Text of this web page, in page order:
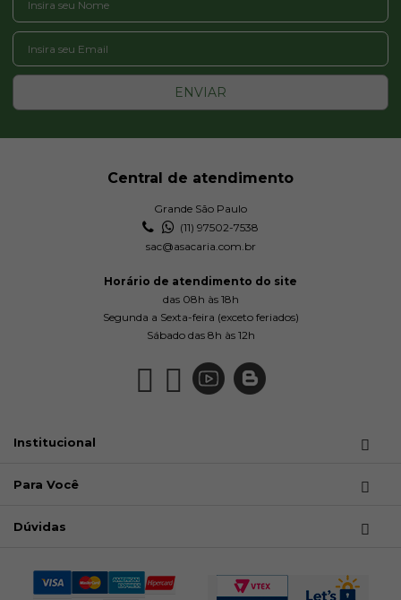
ENVIAR
Central de atendimento
Grande São Paulo
(11) 97502-7538
sac@asacaria.com.br
Horário de atendimento do site
das 08h às 18h
Segunda a Sexta-feira (exceto feriados)
Sábado das 8h às 12h
Institucional
Para Você
Dúvidas